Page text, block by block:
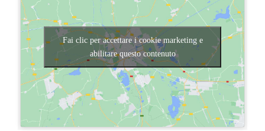
Fai clic per accettare i cookie marketing e
abilitare questo contenuto